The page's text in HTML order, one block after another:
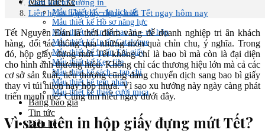
Mẫu Thiết kế – In lịch tết
Mẫu thiết kế Hồ sơ năng lực
Mẫu thiết kế In ấn bao bì – vỏ hộp
Mẫu thiết kế In ấn Catalogue
Mẫu thiết kế In ấn Túi giấy
Mẫu thiết kế Kẹp file
Mẫu thiết kế sách – tạp chí
Mẫu thiết kế tem nhãn
Mẫu thiết kế thiệp cưới mica
Bảng báo giá
Tin tức
Liên hệ
Liên hệ in hộp giấy đựng mứt Tết ngay hôm nay
Tết Nguyên Đán là thời điểm vàng để doanh nghiệp tri ân khách
hàng, đối tác thông qua những món quà chỉn chu, ý nghĩa. Trong
đó, hộp giấy đựng mứt Tết không chỉ là bao bì mà còn là đại diện
cho hình ảnh thương hiệu. Không chỉ các thương hiệu lớn mà cả các
cơ sở sản xuất, tiểu thương cũng đang chuyển dịch sang bao bì giấy
thay vì túi nilon hay hộp nhựa. Vì sao xu hướng này ngày càng phát
triển mạnh mẽ? Cùng tìm hiểu ngay dưới đây.
Vì sao nên in hộp giấy đựng mứt Tết?